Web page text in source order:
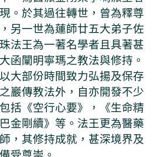
。於其過往轉世，曾為釋尊
另一世為蓮師廿五大弟子佐
法王為一著名學者且具著甚
函闡明寧瑪之教法與修持。
大部份時間致力弘揚及保存
巖傳教法外，自亦開發不少
括《空行心要》，《生命精
金剛續》等。法王更為醫藥
，其修持成就，甚深境界及